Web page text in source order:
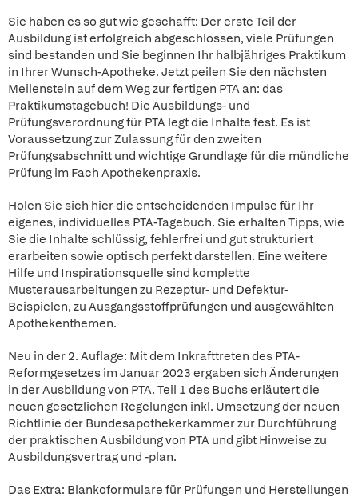
Sie haben es so gut wie geschafft: Der erste Teil der
Ausbildung ist erfolgreich abgeschlossen, viele Prüfungen
sind bestanden und Sie beginnen Ihr halbjähriges Praktikum
in Ihrer Wunsch-Apotheke. Jetzt peilen Sie den nächsten
Meilenstein auf dem Weg zur fertigen PTA an: das
Praktikumstagebuch! Die Ausbildungs- und
Prüfungsverordnung für PTA legt die Inhalte fest. Es ist
Voraussetzung zur Zulassung für den zweiten
Prüfungsabschnitt und wichtige Grundlage für die mündliche
Prüfung im Fach Apothekenpraxis.
Holen Sie sich hier die entscheidenden Impulse für Ihr
eigenes, individuelles PTA-Tagebuch. Sie erhalten Tipps, wie
Sie die Inhalte schlüssig, fehlerfrei und gut strukturiert
erarbeiten sowie optisch perfekt darstellen. Eine weitere
Hilfe und Inspirationsquelle sind komplette
Musterausarbeitungen zu Rezeptur- und Defektur-
Beispielen, zu Ausgangsstoffprüfungen und ausgewählten
Apothekenthemen.
Neu in der 2. Auflage: Mit dem Inkrafttreten des PTA-
Reformgesetzes im Januar 2023 ergaben sich Änderungen
in der Ausbildung von PTA. Teil 1 des Buchs erläutert die
neuen gesetzlichen Regelungen inkl. Umsetzung der neuen
Richtlinie der Bundesapothekerkammer zur Durchführung
der praktischen Ausbildung von PTA und gibt Hinweise zu
Ausbildungsvertrag und -plan.
Das Extra: Blankoformulare für Prüfungen und Herstellungen